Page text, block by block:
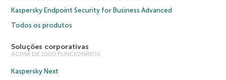
Kaspersky Endpoint Security for Business Advanced
Todos os produtos
Soluções corporativas
ACIMA DE 1000 FUNCIONRIOS
Kaspersky Next